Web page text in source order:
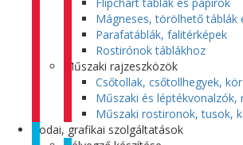
Mágneses, törölhető táblák
Parafatáblák, falitérképek
Rostirónok táblákhoz
Műszaki rajzeszközök
Csőtollak, csőtollhegyek,
Műszaki és léptékvonalzók,
Műszaki rostironok, tusok,
Irodai, grafikai szolgáltatások